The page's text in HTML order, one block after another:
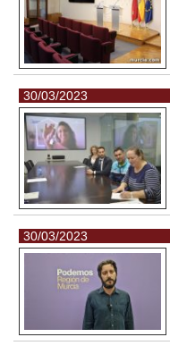
30/03/2023
30/03/2023